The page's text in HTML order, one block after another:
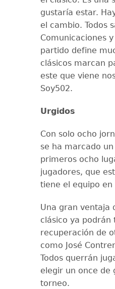
gustaría estar.
el cambio. Todos
Comunicaciones
partido define
clásicos marcan
este que viene
Soy502.
Urgidos
Con solo ocho
se ha marcado
primeros ocho
jugadores, que
tiene el equipo
Una gran ventaja
clásico ya podrán
recuperación de
como José
Todos querrán
elegir un once de
torneo.